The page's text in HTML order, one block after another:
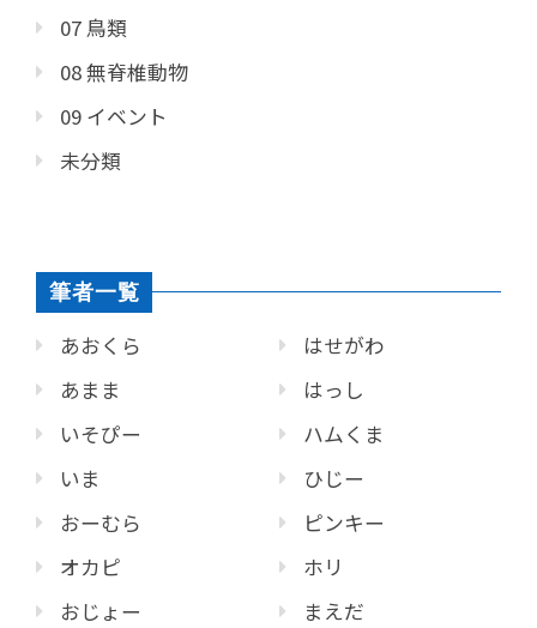
07 鳥類
08 無脊椎動物
09 イベント
未分類
筆者一覧
あおくら
あまま
いそぴー
いま
おーむら
オカピ
おじょー
はせがわ
はっし
ハムくま
ひじー
ピンキー
ホリ
まえだ